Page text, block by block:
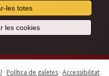
· Política de galetes · Accessibilitat
les totes
les cookies